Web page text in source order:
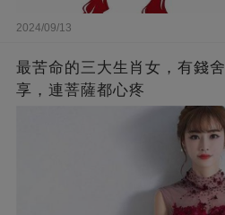
2024/09/13
最苦命的三大生肖女，有錢
享，連菩薩都心疼